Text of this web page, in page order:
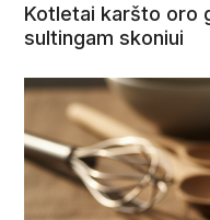
Kotletai karšto oro
sultingam skoniui